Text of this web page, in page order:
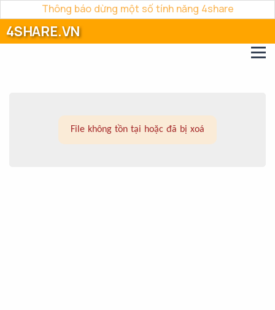
Thông báo dừng một số tính năng 4share
4SHARE.VN
File không tồn tại hoặc đã bị xoá